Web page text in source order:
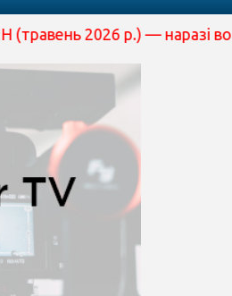
2026 р.) — наразі вона